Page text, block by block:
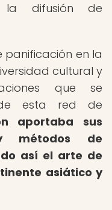
la difusión de
panificación en la
cultural y
que se
esta red de
aportaba sus
métodos de
así el arte de
asiático y